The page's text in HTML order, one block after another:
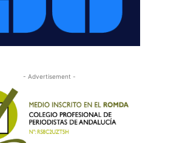
- Advertisement -